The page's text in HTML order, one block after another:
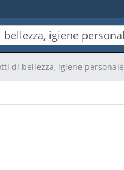
di bellezza, igiene personale